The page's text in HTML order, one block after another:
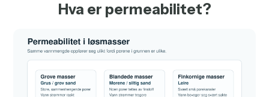
Hva er permeabilitet?